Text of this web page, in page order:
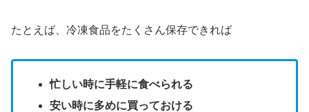
たとえば、冷凍食品をたくさん保存できれば
忙しい時に手軽に食べられる
安い時に多めに買っておける